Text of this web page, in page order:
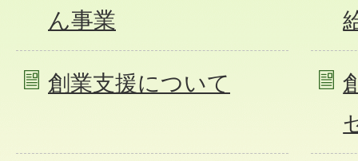
ん事業
創業支援について